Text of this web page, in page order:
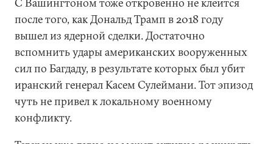
после того, как Дональд Трамп в 2018 году
вышел из ядерной сделки. Достаточно
вспомнить удары американских вооруженных
сил по Багдаду, в результате которых был убит
иранский генерал Касем Сулеймани. Тот эпизод
чуть не привел к локальному военному
конфликту.